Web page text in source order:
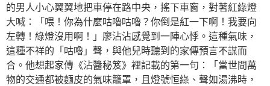
的男人小心翼翼地把車停在路中央，搖下車窗，對著紅綠燈
大喊：「喂！你為什麼咕嚕咕嚕？你倒是紅一下啊！我要向
左轉！綠燈沒用啊！」廖沾沾感覺到一陣心悸。這種氣味，
這種不祥的「咕嚕」聲，與他兒時聽到的家傳預言不謀而
合。他想起家傳《沾醬秘笈》裡記載的第一句：「當世間萬
物的交通都被麵皮的氣味籠罩，且燈號恒綠、聲如湯沸時，